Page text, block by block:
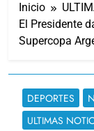
Inicio
El Presidente
Supercopa
DEPORTES
ULTIMAS